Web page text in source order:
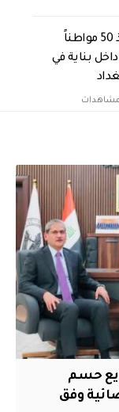
الدفاع المدني: إنقاذ 50 مواطناً
بناية في
حسم
وفق